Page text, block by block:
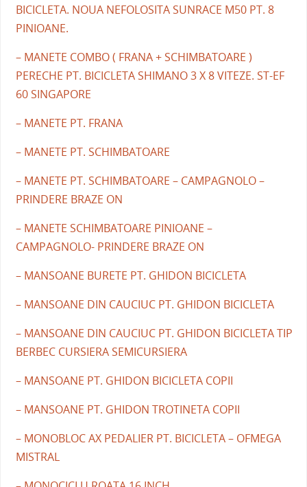
BICICLETA. NOUA NEFOLOSITA SUNRACE M50 PT. 8
PINIOANE.
– MANETE COMBO ( FRANA + SCHIMBATOARE )
PERECHE PT. BICICLETA SHIMANO 3 X 8 VITEZE. ST-EF
60 SINGAPORE
– MANETE PT. FRANA
– MANETE PT. SCHIMBATOARE
– MANETE PT. SCHIMBATOARE – CAMPAGNOLO –
PRINDERE BRAZE ON
– MANETE SCHIMBATOARE PINIOANE –
CAMPAGNOLO- PRINDERE BRAZE ON
– MANSOANE BURETE PT. GHIDON BICICLETA
– MANSOANE DIN CAUCIUC PT. GHIDON BICICLETA
– MANSOANE DIN CAUCIUC PT. GHIDON BICICLETA TIP
BERBEC CURSIERA SEMICURSIERA
– MANSOANE PT. GHIDON BICICLETA COPII
– MANSOANE PT. GHIDON TROTINETA COPII
– MONOBLOC AX PEDALIER PT. BICICLETA – OFMEGA
MISTRAL